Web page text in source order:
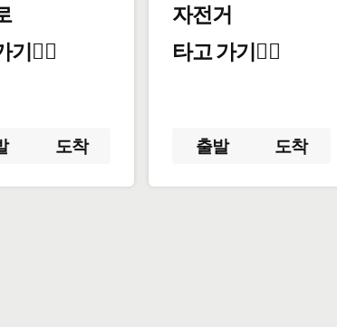
기🚶‍♂️
도착
자전거
타고 가기🚴‍♀️
출발 도착